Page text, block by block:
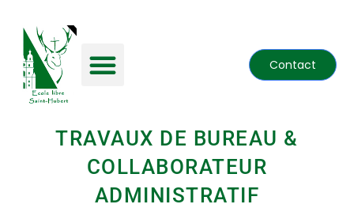
Contact
TRAVAUX DE BUREAU &
COLLABORATEUR
ADMINISTRATIF